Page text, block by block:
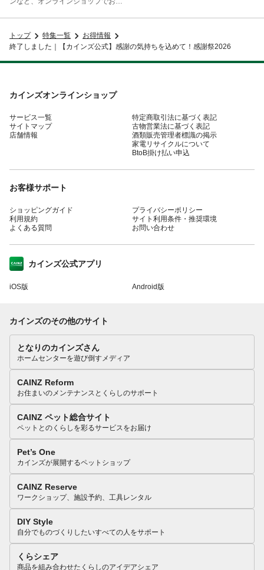
トップ 特集一覧
お得情報
終了しました｜【カインズ公式】感謝の気持ちを込めて！感謝祭2026
カインズオンラインショップ
サービス一覧
サイトマップ
店舗情報
特定商取引法に基づく表記
古物営業法に基づく表記
酒類販売管理者標識の掲示
家電リサイクルについて
BtoB掛け払い申込
お客様サポート
ショッピングガイド
利用規約
よくある質問
プライバシーポリシー
サイト利用条件・推奨環境
お問い合わせ
カインズ公式アプリ
iOS版 Android版
カインズのその他のサイト
となりのカインズさん
ホームセンターを遊び倒すメディア
CAINZ Reform
お住まいのメンテナンスとくらしのサポート
CAINZ ペット総合サイト
ペットとのくらしを彩るサービスをお届け
Pet’s One
カインズが展開するペットショップ
CAINZ Reserve
ワークショップ、施設予約、工具レンタル
DIY Style
自分でものづくりしたいすべての人をサポート
くらシェア
商品を組み合わせたくらしのアイデアシェア